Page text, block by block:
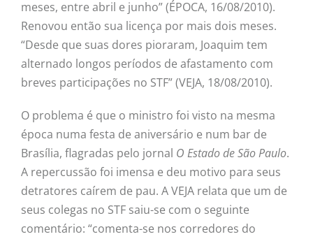
meses, entre abril e junho” (ÉPOCA, 16/08/2010).
Renovou então sua licença por mais dois meses.
“Desde que suas dores pioraram, Joaquim tem
alternado longos períodos de afastamento com
breves participações no STF” (VEJA, 18/08/2010).
O problema é que o ministro foi visto na mesma
época numa festa de aniversário e num bar de
Brasília, flagradas pelo jornal O Estado de São Paulo.
A repercussão foi imensa e deu motivo para seus
detratores caírem de pau. A VEJA relata que um de
seus colegas no STF saiu-se com o seguinte
comentário: “comenta-se nos corredores do